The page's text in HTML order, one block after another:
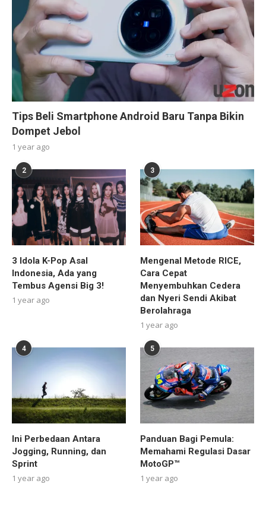
Tips Beli Smartphone Android Baru Tanpa Bikin
Dompet Jebol
1 year ago
2
3 Idola K-Pop Asal
Indonesia, Ada yang
Tembus Agensi Big 3!
1 year ago
3
Mengenal Metode RICE,
Cara Cepat
Menyembuhkan Cedera
dan Nyeri Sendi Akibat
Berolahraga
1 year ago
4
Ini Perbedaan Antara
Jogging, Running, dan
Sprint
1 year ago
5
Panduan Bagi Pemula:
Memahami Regulasi Dasar
MotoGP™
1 year ago